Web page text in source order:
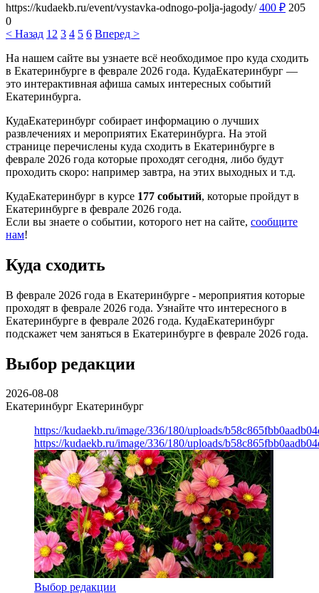
https://kudaekb.ru/event/vystavka-odnogo-polja-jagody/ 400 ₽ 205
0
< Назад 1 2 3 4 5 6 Вперед >
На нашем сайте вы узнаете всё необходимое про куда сходить
в Екатеринбурге в феврале 2026 года. КудаЕкатеринбург —
это интерактивная афиша самых интересных событий
Екатеринбурга.
КудаЕкатеринбург собирает информацию о лучших
развлечениях и мероприятих Екатеринбурга. На этой
странице перечислены куда сходить в Екатеринбурге в
феврале 2026 года которые проходят сегодня, либо будут
проходить скоро: например завтра, на этих выходных и т.д.
КудаЕкатеринбург в курсе 177 событий, которые пройдут в
Екатеринбурге в феврале 2026 года.
Если вы знаете о событии, которого нет на сайте, сообщите
нам!
Куда сходить
В феврале 2026 года в Екатеринбурге - мероприятия которые
проходят в феврале 2026 года. Узнайте что интересного в
Екатеринбурге в феврале 2026 года. КудаЕкатеринбург
подскажет чем заняться в Екатеринбурге в феврале 2026 года.
Выбор редакции
2026-08-08
Екатеринбург Екатеринбург
https://kudaekb.ru/image/336/180/uploads/
https://kudaekb.ru/image/336/180/uploads/
Выбор редакции